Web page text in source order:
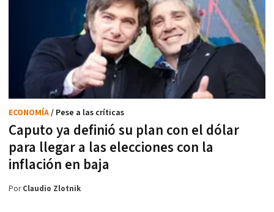
Caputo ya definió su plan con el dólar
para llegar a las elecciones con la
inflación en baja
ECONOMÍA/ Pese a las críticas
PorClaudio Zlotnik